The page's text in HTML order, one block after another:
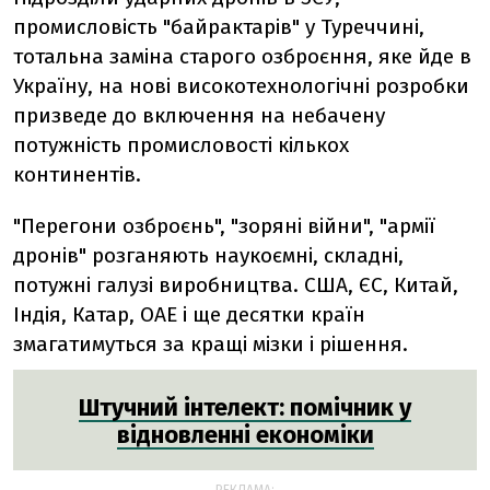
промисловість "байрактарів" у Туреччині,
тотальна заміна старого озброєння, яке йде в
Україну, на нові високотехнологічні розробки
призведе до включення на небачену
потужність промисловості кількох
континентів.
"Перегони озброєнь", "зоряні війни", "армії
дронів" розганяють наукоємні, складні,
потужні галузі виробництва. США, ЄС, Китай,
Індія, Катар, ОАЕ і ще десятки країн
змагатимуться за кращі мізки і рішення.
Штучний інтелект: помічник у
відновленні економіки